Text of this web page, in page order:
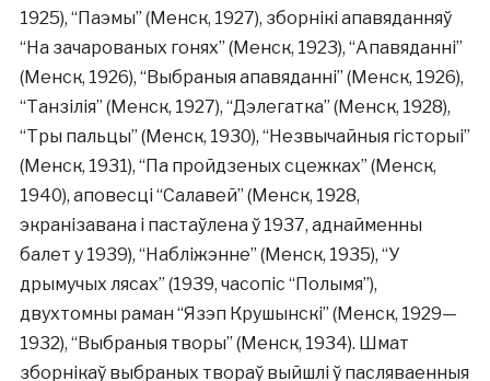
1925), “Паэмы” (Менск, 1927), зборнікі апавяданняў
“На зачарованых гонях” (Менск, 1923), “Апавяданні”
(Менск, 1926), “Выбраныя апавяданні” (Менск, 1926),
“Танзілія” (Менск, 1927), “Дэлегатка” (Менск, 1928),
“Тры пальцы” (Менск, 1930), “Незвычайныя гісторыі”
(Менск, 1931), “Па пройдзеных сцежках” (Менск,
1940), аповесці “Салавей” (Менск, 1928,
экранізавана і пастаўлена ў 1937, аднайменны
балет у 1939), “Набліжэнне” (Менск, 1935), “У
дрымучых лясах” (1939, часопіс “Полымя”),
двухтомны раман “Язэп Крушынскі” (Менск, 1929—
1932), “Выбраныя творы” (Менск, 1934). Шмат
зборнікаў выбраных твораў выйшлі ў пасляваенныя